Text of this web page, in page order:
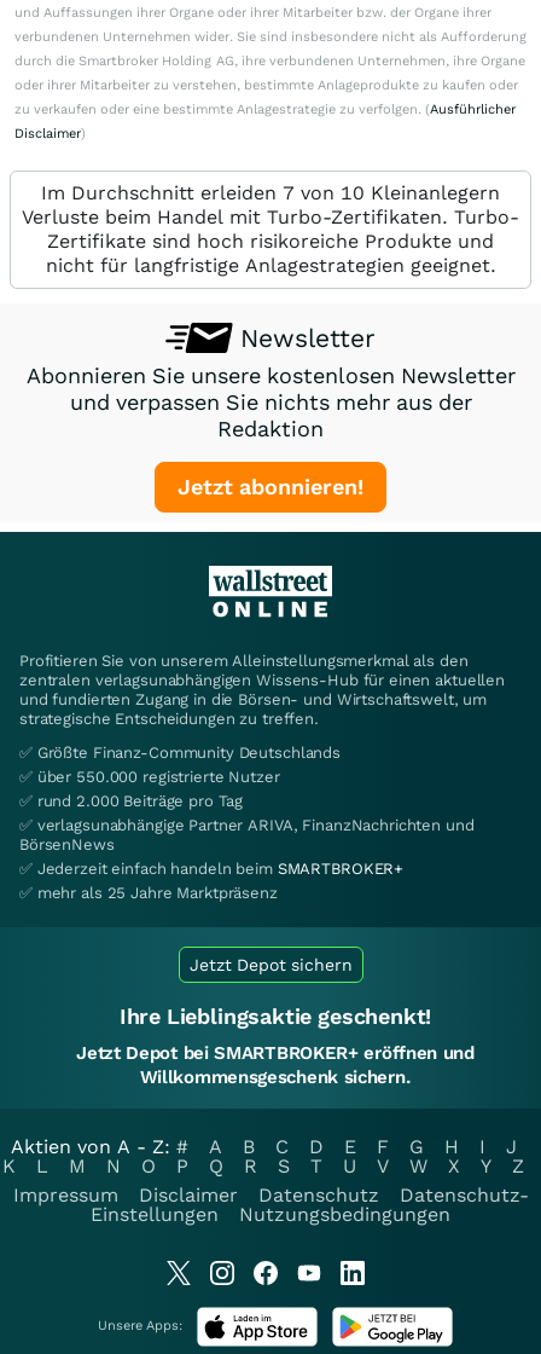
und Auffassungen ihrer Organe oder ihrer Mitarbeiter bzw. der Organe ihrer
verbundenen Unternehmen wider. Sie sind insbesondere nicht als Aufforderung
durch die Smartbroker Holding AG, ihre verbundenen Unternehmen, ihre Organe
oder ihrer Mitarbeiter zu verstehen, bestimmte Anlageprodukte zu kaufen oder
zu verkaufen oder eine bestimmte Anlagestrategie zu verfolgen. (Ausführlicher
Disclaimer)
Im Durchschnitt erleiden 7 von 10 Kleinanlegern
Verluste beim Handel mit Turbo-Zertifikaten. Turbo-
Zertifikate sind hoch risikoreiche Produkte und
nicht für langfristige Anlagestrategien geeignet.
Newsletter
Abonnieren Sie unsere kostenlosen Newsletter
und verpassen Sie nichts mehr aus der
Redaktion
Jetzt abonnieren!
Profitieren Sie von unserem Alleinstellungsmerkmal als den
zentralen verlagsunabhängigen Wissens-Hub für einen aktuellen
und fundierten Zugang in die Börsen- und Wirtschaftswelt, um
strategische Entscheidungen zu treffen.
✅ Größte Finanz-Community Deutschlands
✅ über 550.000 registrierte Nutzer
✅ rund 2.000 Beiträge pro Tag
✅ verlagsunabhängige Partner ARIVA, FinanzNachrichten und
BörsenNews
✅ Jederzeit einfach handeln beim SMARTBROKER+
✅ mehr als 25 Jahre Marktpräsenz
Jetzt Depot sichern
Ihre Lieblingsaktie geschenkt!
Jetzt Depot bei SMARTBROKER+ eröffnen und
Willkommensgeschenk sichern.
Aktien von A - Z: # A B C D E F G H I
J
K
L M N O P Q R S T U V W X Y
Z
Impressum
Disclaimer Datenschutz
Datenschutz-
Einstellungen
Nutzungsbedingungen
Unsere Apps: